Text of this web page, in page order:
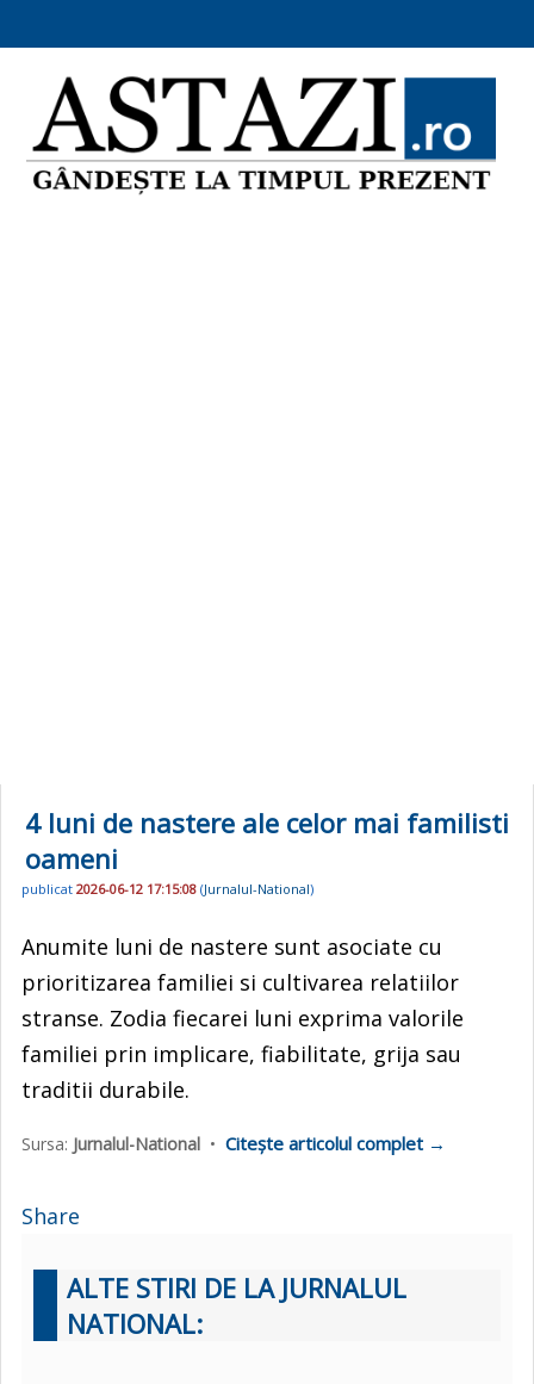
4 luni de nastere ale celor mai familisti
oameni
publicat 2026-06-12 17:15:08 (Jurnalul-National)
Anumite luni de nastere sunt asociate cu
prioritizarea familiei si cultivarea relatiilor
stranse. Zodia fiecarei luni exprima valorile
familiei prin implicare, fiabilitate, grija sau
traditii durabile.
Sursa: Jurnalul-National • Citește articolul complet →
Share
ALTE STIRI DE LA JURNALUL
NATIONAL: